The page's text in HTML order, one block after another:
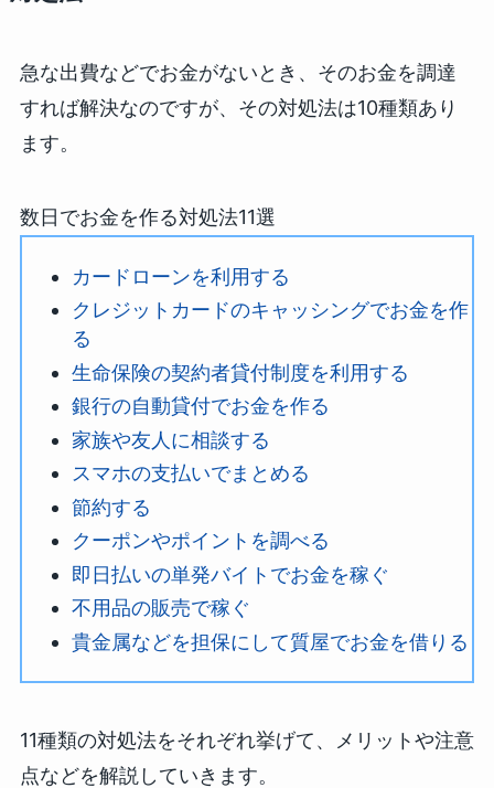
急な出費などでお金がないとき、そのお金を調達
すれば解決なのですが、その対処法は10種類あり
ます。
数日でお金を作る対処法11選
カードローンを利用する
クレジットカードのキャッシングでお金を作
る
生命保険の契約者貸付制度を利用する
銀行の自動貸付でお金を作る
家族や友人に相談する
スマホの支払いでまとめる
節約する
クーポンやポイントを調べる
即日払いの単発バイトでお金を稼ぐ
不用品の販売で稼ぐ
貴金属などを担保にして質屋でお金を借りる
11種類の対処法をそれぞれ挙げて、メリットや注意
点などを解説していきます。